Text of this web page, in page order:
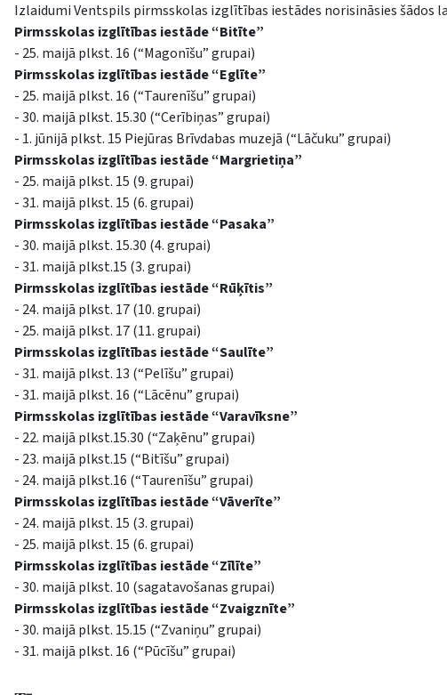
Izlaidumi Ventspils pirmsskolas izglītības iestādes norisināsies šādos
Pirmsskolas izglītības iestāde “Bitīte”
- 25. maijā plkst. 16 (“Magonīšu” grupai)
Pirmsskolas izglītības iestāde “Eglīte”
- 25. maijā plkst. 16 (“Taurenīšu” grupai)
- 30. maijā plkst. 15.30 (“Cerībiņas” grupai)
- 1. jūnijā plkst. 15 Piejūras Brīvdabas muzejā (“Lāčuku” grupai)
Pirmsskolas izglītības iestāde “Margrietiņa”
- 25. maijā plkst. 15 (9. grupai)
- 31. maijā plkst. 15 (6. grupai)
Pirmsskolas izglītības iestāde “Pasaka”
- 30. maijā plkst. 15.30 (4. grupai)
- 31. maijā plkst.15 (3. grupai)
Pirmsskolas izglītības iestāde “Rūķītis”
- 24. maijā plkst. 17 (10. grupai)
- 25. maijā plkst. 17 (11. grupai)
Pirmsskolas izglītības iestāde “Saulīte”
- 31. maijā plkst. 13 (“Pelīšu” grupai)
- 31. maijā plkst. 16 (“Lācēnu” grupai)
Pirmsskolas izglītības iestāde “Varavīksne”
- 22. maijā plkst.15.30 (“Zaķēnu” grupai)
- 23. maijā plkst.15 (“Bitīšu” grupai)
- 24. maijā plkst.16 (“Taurenīšu” grupai)
Pirmsskolas izglītības iestāde “Vāverīte”
- 24. maijā plkst. 15 (3. grupai)
- 25. maijā plkst. 15 (6. grupai)
Pirmsskolas izglītības iestāde “Zīlīte”
- 30. maijā plkst. 10 (sagatavošanas grupai)
Pirmsskolas izglītības iestāde “Zvaigznīte”
- 30. maijā plkst. 15.15 (“Zvaniņu” grupai)
- 31. maijā plkst. 16 (“Pūcīšu” grupai)